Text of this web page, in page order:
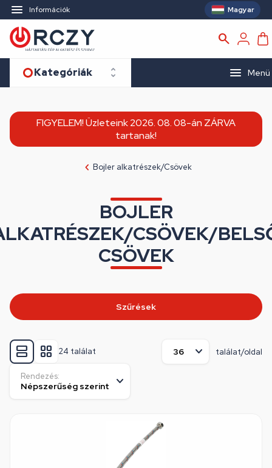
Információk Magyar
Kategóriák Menü
FIGYELEM! Üzleteink 2026. 08. 08-án ZÁRVA
tartanak!
Bojler alkatrészek/Csövek
BOJLER
CSÖVEK/
CSÖVEK
24 találat találat/oldal
Rendezés:
Szűrések